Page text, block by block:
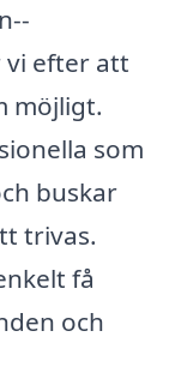
vi efter att
möjligt.
som
buskar
trivas.
få
och